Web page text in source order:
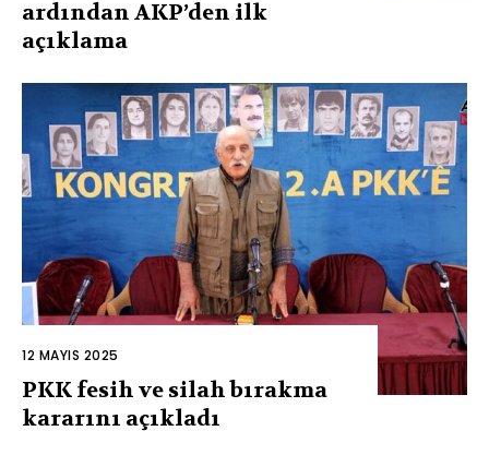
ardından AKP’den ilk
açıklama
12 MAYIS 2025
PKK fesih ve silah bırakma
kararını açıkladı